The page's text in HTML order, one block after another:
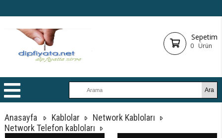
Sepetim
0 Ürün
Anasayfa Kablolar
Network Kabloları
Network Telefon kabloları